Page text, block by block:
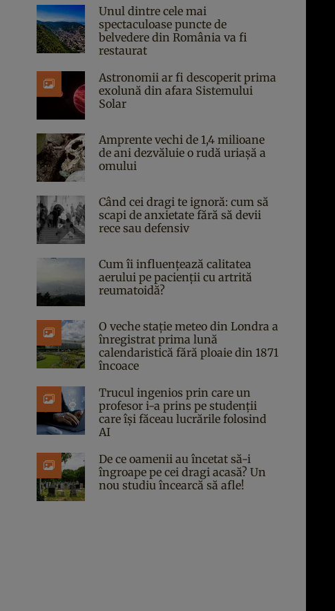
Unul dintre cele mai
spectaculoase puncte de
belvedere din România va fi
restaurat
Astronomii ar fi descoperit prima
exolună din afara Sistemului
Solar
Amprente vechi de 1,4 milioane
de ani dezvăluie o rudă uriașă a
omului
Când cei dragi te ignoră: cum să
scapi de anxietate fără să devii
rece sau defensiv
Cum îi influențează calitatea
aerului pe pacienții cu artrită
reumatoidă?
O veche stație meteo din Londra a
înregistrat prima lună
calendaristică fără ploaie din 1871
încoace
Trucul ingenios prin care un
profesor i-a prins pe studenții
care își făceau lucrările folosind
AI
De ce oamenii au încetat să-i
îngroape pe cei dragi acasă? Un
nou studiu încearcă să afle!